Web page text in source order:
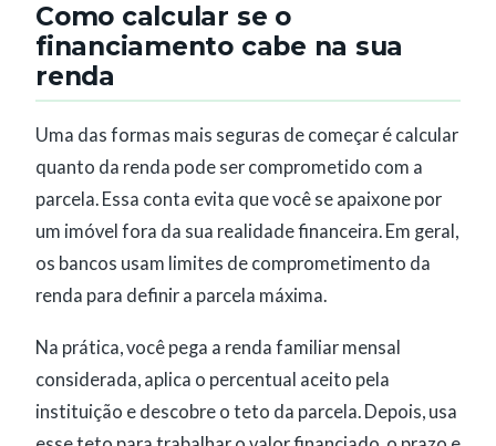
Como calcular se o
financiamento cabe na sua
renda
Uma das formas mais seguras de começar é calcular
quanto da renda pode ser comprometido com a
parcela. Essa conta evita que você se apaixone por
um imóvel fora da sua realidade financeira. Em geral,
os bancos usam limites de comprometimento da
renda para definir a parcela máxima.
Na prática, você pega a renda familiar mensal
considerada, aplica o percentual aceito pela
instituição e descobre o teto da parcela. Depois, usa